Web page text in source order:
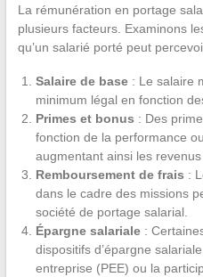
La rémunération en portage
plusieurs facteurs. Examinons
qu’un salarié porté peut
Salaire de base: Le salaire
minimum légal en fonction
Primes et bonus : Des
fonction de la performance
augmentant ainsi les revenus
Remboursement de frais :
dans le cadre des missions
société de portage salarial.
Épargne salariale:
dispositifs d’épargne
entreprise (PEE) ou la